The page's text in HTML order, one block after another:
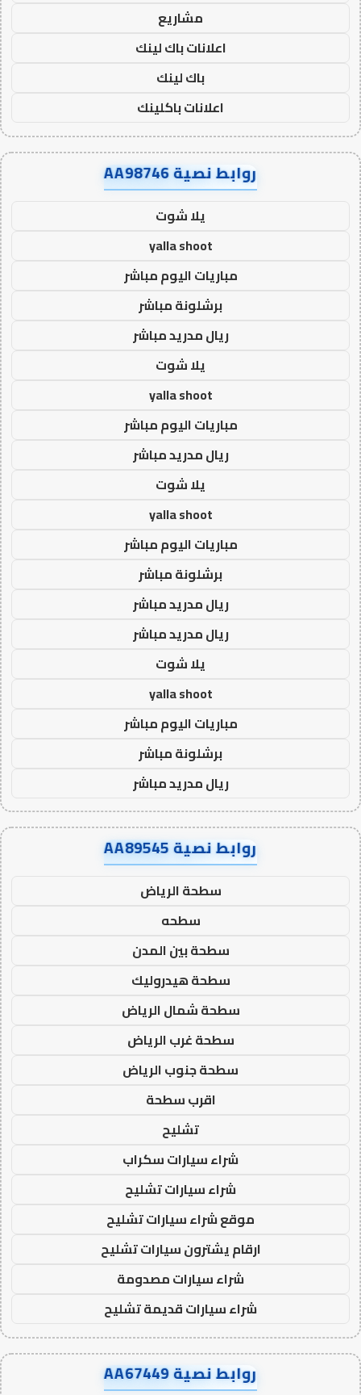
مشاريع
اعلانات باك لينك
باك لينك
اعلانات باكلينك
روابط نصية AA98746
يلا شوت
yalla shoot
مباريات اليوم مباشر
برشلونة مباشر
ريال مدريد مباشر
يلا شوت
yalla shoot
مباريات اليوم مباشر
ريال مدريد مباشر
يلا شوت
yalla shoot
مباريات اليوم مباشر
برشلونة مباشر
ريال مدريد مباشر
ريال مدريد مباشر
يلا شوت
yalla shoot
مباريات اليوم مباشر
برشلونة مباشر
ريال مدريد مباشر
روابط نصية AA89545
سطحة الرياض
سطحه
سطحة بين المدن
سطحة هيدروليك
سطحة شمال الرياض
سطحة غرب الرياض
سطحة جنوب الرياض
اقرب سطحة
تشليح
شراء سيارات سكراب
شراء سيارات تشليح
موقع شراء سيارات تشليح
ارقام يشترون سيارات تشليح
شراء سيارات مصدومة
شراء سيارات قديمة تشليح
روابط نصية AA67449